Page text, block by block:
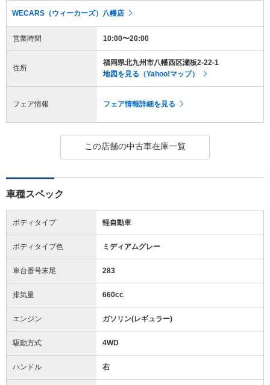
WECARS（ウィーカーズ）八幡店
営業時間 10:00〜20:00
住所
福岡県北九州市八幡西区瀬板2-22-1
地図を見る（Yahoo!マップ）
フェア情報 フェア情報詳細を見る
この店舗の中古車在庫一覧
車種スペック
ボディタイプ 軽自動車
ボディタイプ色 ミディアムグレー
車台番号末尾 283
排気量 660cc
エンジン ガソリン(レギュラー)
駆動方式 4WD
ハンドル 右